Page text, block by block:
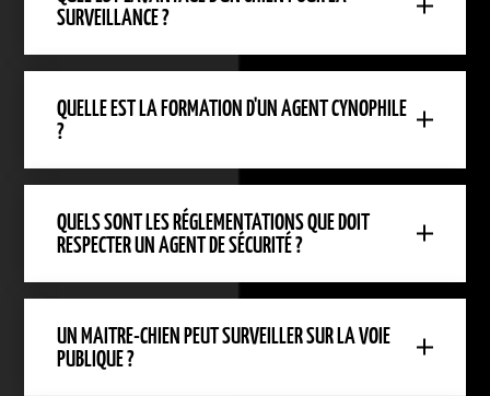
SURVEILLANCE ?
QUELLE EST LA FORMATION D'UN AGENT CYNOPHILE
?
QUELS SONT LES RÉGLEMENTATIONS QUE DOIT
RESPECTER UN AGENT DE SÉCURITÉ ?
UN MAITRE-CHIEN PEUT SURVEILLER SUR LA VOIE
PUBLIQUE ?